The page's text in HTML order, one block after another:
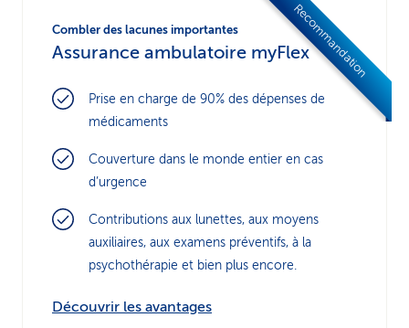
Recommandation
Combler des lacunes importantes
Assurance ambulatoire myFlex
Prise en charge de 90% des dépenses de
médicaments
Couverture dans le monde entier en cas
d’urgence
Contributions aux lunettes, aux moyens
auxiliaires, aux examens préventifs, à la
psychothérapie et bien plus encore.
Découvrir les avantages